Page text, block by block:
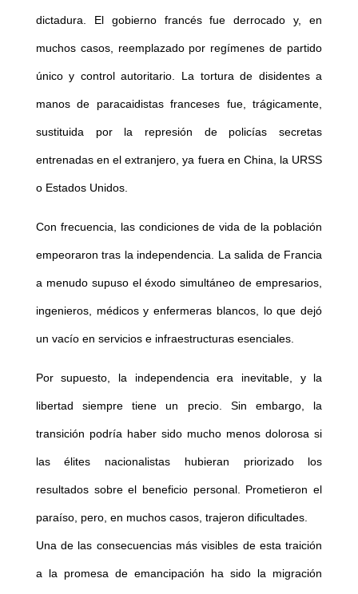
dictadura. El gobierno francés fue derrocado y, en
muchos casos, reemplazado por regímenes de partido
único y control autoritario. La tortura de disidentes a
manos de paracaidistas franceses fue, trágicamente,
sustituida por la represión de policías secretas
entrenadas en el extranjero, ya fuera en China, la URSS
o Estados Unidos.
Con frecuencia, las condiciones de vida de la población
empeoraron tras la independencia. La salida de Francia
a menudo supuso el éxodo simultáneo de empresarios,
ingenieros, médicos y enfermeras blancos, lo que dejó
un vacío en servicios e infraestructuras esenciales.
Por supuesto, la independencia era inevitable, y la
libertad siempre tiene un precio. Sin embargo, la
transición podría haber sido mucho menos dolorosa si
las élites nacionalistas hubieran priorizado los
resultados sobre el beneficio personal. Prometieron el
paraíso, pero, en muchos casos, trajeron dificultades.
Una de las consecuencias más visibles de esta traición
a la promesa de emancipación ha sido la migración